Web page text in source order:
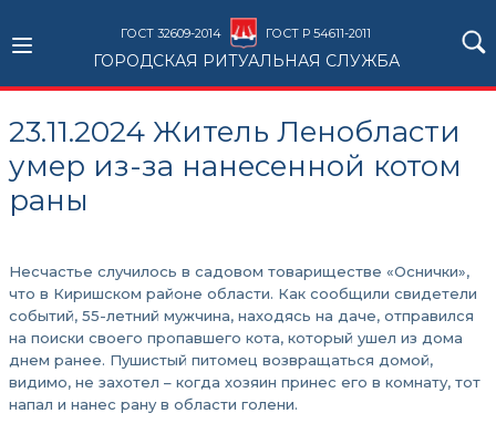
ГОСТ 32609-2014 ГОСТ Р 54611-2011
ГОРОДСКАЯ РИТУАЛЬНАЯ СЛУЖБА
23.11.2024 Житель Ленобласти
умер из-за нанесенной котом
раны
Несчастье случилось в садовом товариществе «Оснички»,
что в Киришском районе области. Как сообщили свидетели
событий, 55-летний мужчина, находясь на даче, отправился
на поиски своего пропавшего кота, который ушел из дома
днем ранее. Пушистый питомец возвращаться домой,
видимо, не захотел – когда хозяин принес его в комнату, тот
напал и нанес рану в области голени.